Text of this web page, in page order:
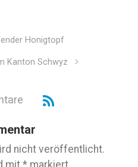
Honigtopf
Kanton Schwyz
nicht veröffentlicht.
mit * markiert